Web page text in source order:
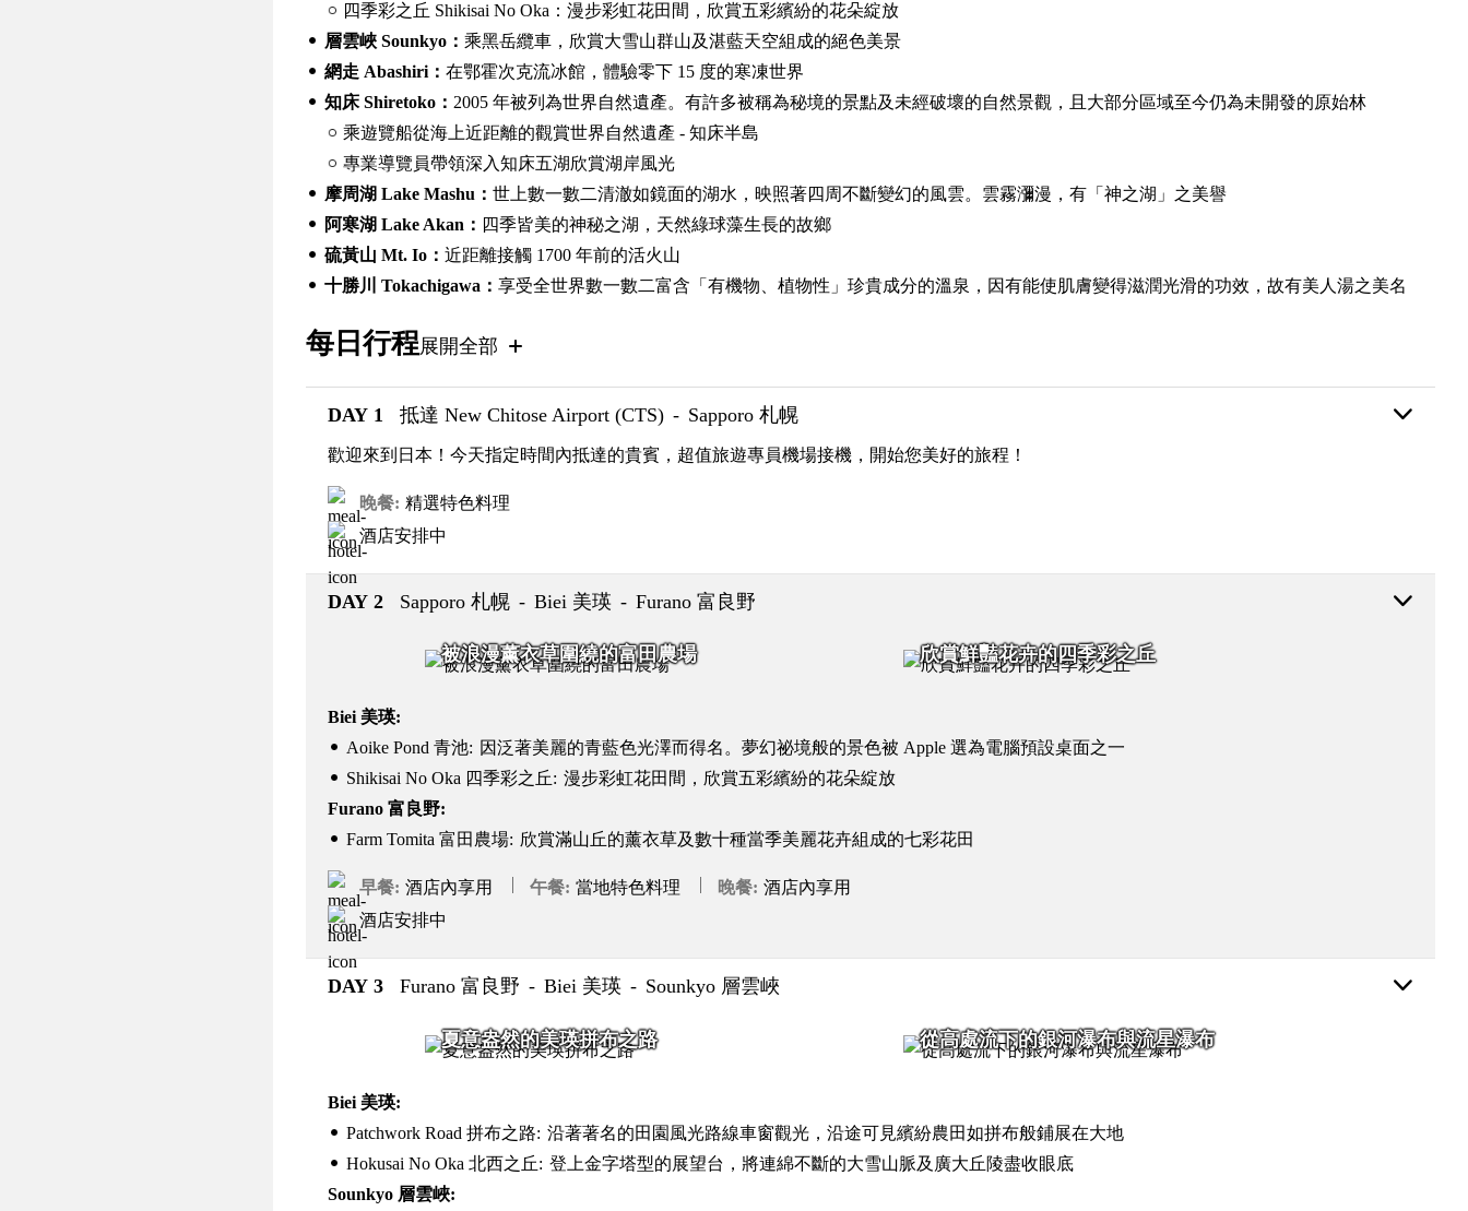
四季彩之丘 Shikisai No Oka：漫步彩虹花田間，欣賞五彩繽紛的花朵綻放
層雲峽 Sounkyo： 乘黑岳纜車，欣賞大雪山群山及湛藍天空組成的絕色美景
網走 Abashiri： 在鄂霍次克流冰館，體驗零下 15 度的寒凍世界
知床 Shiretoko： 2005 年被列為世界自然遺產。有許多被稱為秘境的景點及未經破壞的自然景觀，且大部分區域至今仍為未開發的原始林
乘遊覽船從海上近距離的觀賞世界自然遺產 - 知床半島
專業導覽員帶領深入知床五湖欣賞湖岸風光
摩周湖 Lake Mashu： 世上數一數二清澈如鏡面的湖水，映照著四周不斷變幻的風雲。雲霧瀰漫，有「神之湖」之美譽
阿寒湖 Lake Akan： 四季皆美的神秘之湖，天然綠球藻生長的故鄉
硫黃山 Mt. Io： 近距離接觸 1700 年前的活火山
十勝川 Tokachigawa： 享受全世界數一數二富含「有機物、植物性」珍貴成分的溫泉，因有能使肌膚變得滋潤光滑的功效，故有美人湯之美名
每日行程展開全部
DAY 1 抵達 New Chitose Airport (CTS) Sapporo 札幌
歡迎來到 日本 ！今天指定時間內抵達的貴賓，超值旅遊專員機場接機，開始您美好的旅程！
晚餐 精選特色料理
酒店安排中
DAY 2 Sapporo 札幌 Biei 美瑛 Furano 富良野
被浪漫薰衣草圍繞的富田農場 欣賞鮮豔花卉的四季彩之丘
Biei 美瑛:
Aoike Pond 青池: 因泛著美麗的青藍色光澤而得名。夢幻祕境般的景色被 Apple 選為電腦預設桌面之一
Shikisai No Oka 四季彩之丘: 漫步彩虹花田間，欣賞五彩繽紛的花朵綻放
Furano 富良野:
Farm Tomita 富田農場: 欣賞滿山丘的薰衣草及數十種當季美麗花卉組成的七彩花田
早餐 酒店內享用 午餐 當地特色料理 晚餐 酒店內享用
酒店安排中
DAY 3 Furano 富良野 Biei 美瑛 Sounkyo 層雲峽
夏意盎然的美瑛拼布之路 從高處流下的銀河瀑布與流星瀑布
Biei 美瑛:
Patchwork Road 拼布之路: 沿著著名的田園風光路線車窗觀光，沿途可見繽紛農田如拼布般鋪展在大地
Hokusai No Oka 北西之丘: 登上金字塔型的展望台，將連綿不斷的大雪山脈及廣大丘陵盡收眼底
Sounkyo 層雲峽: